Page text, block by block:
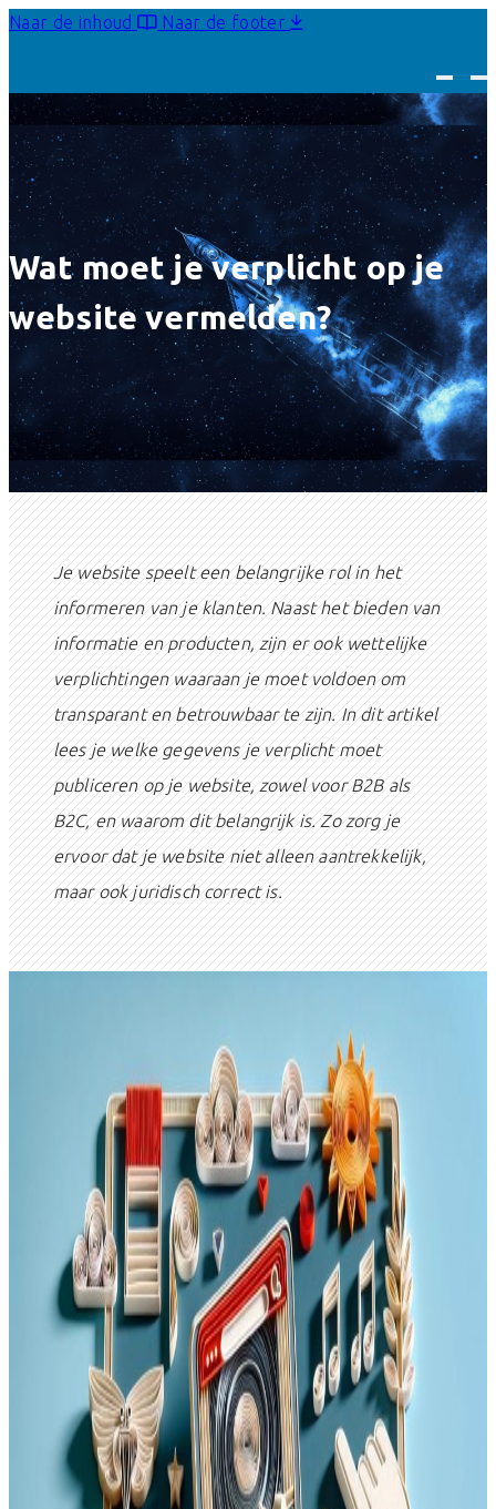
Naar de inhoud Naar de footer
Wat moet je verplicht op je
website vermelden?
Je website speelt een belangrijke rol in het
informeren van je klanten. Naast het bieden van
informatie en producten, zijn er ook wettelijke
verplichtingen waaraan je moet voldoen om
transparant en betrouwbaar te zijn. In dit artikel
lees je welke gegevens je verplicht moet
publiceren op je website, zowel voor B2B als
B2C, en waarom dit belangrijk is. Zo zorg je
ervoor dat je website niet alleen aantrekkelijk,
maar ook juridisch correct is.